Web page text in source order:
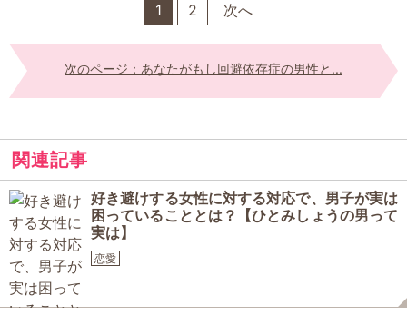
1 2 次へ
次のページ：あなたがもし回避依存症の男性と...
関連記事
好き避けする女性に対する対応で、男子が実は
困っていることとは？【ひとみしょうの男って
実は】
恋愛